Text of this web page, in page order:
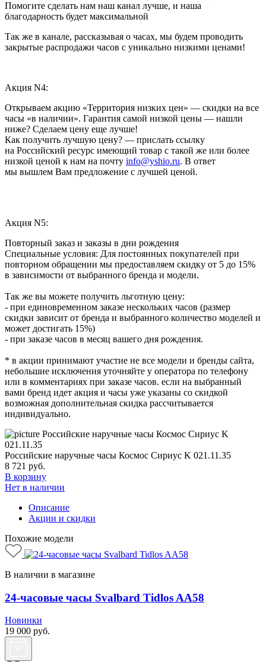
Помогите сделать нам наш канал лучше, и наша
благодарность будет максимальной
Так же в канале, рассказывая о часах, мы будем проводить
закрытые распродажи часов с уникально низкими ценами!
Акция N4:
Открываем акцию «Территория низких цен» — скидки на все
часы «в наличии». Гарантия самой низкой цены — нашли
ниже? Сделаем цену еще лучше!
Как получить лучшую цену? — прислать ссылку
на Российский ресурс имеющий товар с такой же или более
низкой ценой к нам на почту info@yshio.ru. В ответ
мы вышлем Вам предложение с лучшей ценой.
Акция N5:
Повторный заказ и заказы в дни рождения
Специальные условия: Для постоянных покупателей при
повторном обращении мы предоставляем скидку от 5 до 15%
в зависимости от выбранного бренда и модели.
Так же вы можете получить льготную цену:
- при единовременном заказе нескольких часов (размер
скидки зависит от бренда и выбранного количество моделей и
может достигать 15%)
- при заказе часов в месяц вашего дня рождения.
* в акции принимают участие не все модели и бренды сайта,
небольшие исключения уточняйте у оператора по телефону
или в комментариях при заказе часов. если на выбранный
вами бренд идет акция и часы уже указаны со скидкой
возможная дополнительная скидка рассчитывается
индивидуально.
Российские наручные часы Космос Сириус K 021.11.35
8 721 руб.
В корзину
Нет в наличии
Описание
Акции и скидки
Похожие модели
В наличии в магазине
24-часовые часы Svalbard Tidlos AA58
Новинки
19 000 руб.